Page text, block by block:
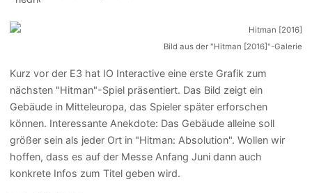
Bild aus der "Hitman [2016]"-Galerie
Kurz vor der E3 hat IO Interactive eine erste Grafik zum
nächsten "Hitman"-Spiel präsentiert. Das Bild zeigt ein
Gebäude in Mitteleuropa, das Spieler später erforschen
können. Interessante Anekdote: Das Gebäude alleine soll
größer sein als jeder Ort in "Hitman: Absolution". Wollen wir
hoffen, dass es auf der Messe Anfang Juni dann auch
konkrete Infos zum Titel geben wird.